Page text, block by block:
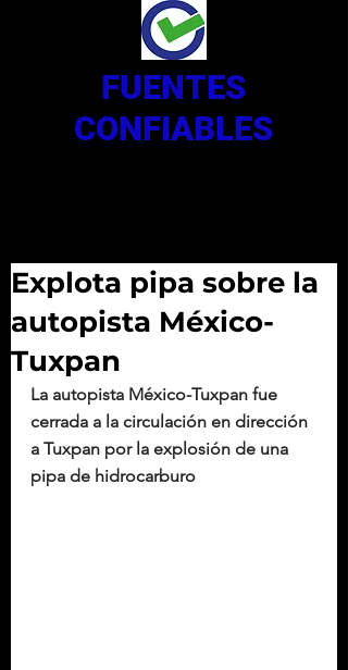
FUENTES
CONFIABLES
Explota pipa sobre la
autopista México-
Tuxpan
La autopista México-Tuxpan fue
cerrada a la circulación en dirección
a Tuxpan por la explosión de una
pipa de hidrocarburo